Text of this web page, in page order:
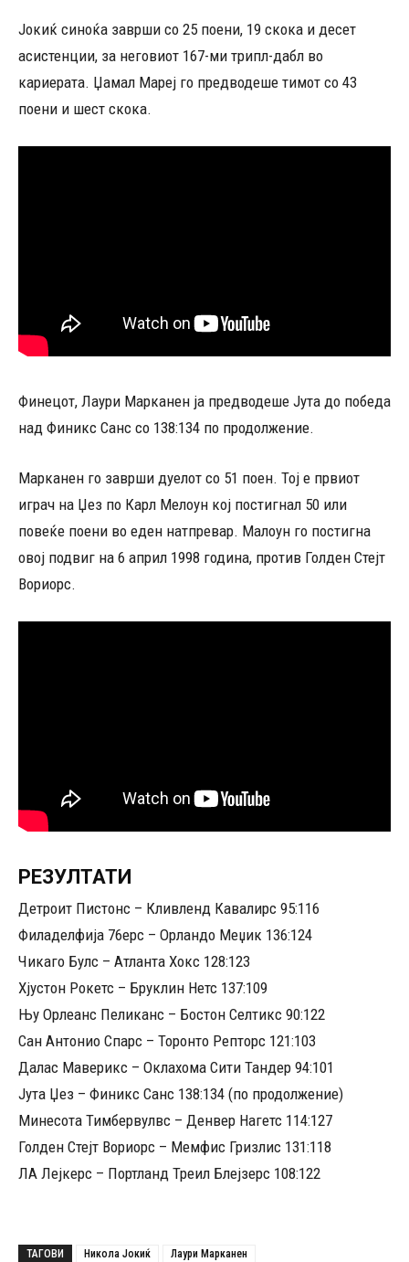
Joкиќ синоќа заврши со 25 поени, 19 скока и десет
асистенции, за неговиот 167-ми трипл-дабл во
кариерата. Џамал ​​Мареј го предводеше тимот со 43
поени и шест скока.
Финецот, Лаури Марканен ја предводеше Јута до победа
над Финикс Санс со 138:134 по продолжение.
Марканен го заврши дуелот со 51 поен. Тој е првиот
играч на Џез по Карл Мелоун кој постигнал 50 или
повеќе поени во еден натпревар. Малоун го постигна
овој подвиг на 6 април 1998 година, против Голден Стејт
Вориорс.
РЕЗУЛТАТИ
Детроит Пистонс – Кливленд Кавалирс 95:116
Филаделфија 76ерс – Орландо Меџик 136:124
Чикаго Булс – Атланта Хокс 128:123
Хјустон Рокетс – Бруклин Нетс 137:109
Њу Орлеанс Пеликанс – Бостон Селтикс 90:122
Сан Антонио Спарс – Торонто Репторс 121:103
Далас Маверикс – Оклахома Сити Тандер 94:101
Јута Џез – Финикс Санс 138:134 (по продолжение)
Минесота Тимбервулвс – Денвер Нагетс 114:127
Голден Стејт Вориорс – Мемфис Гризлис 131:118
ЛА Лејкерс – Портланд Треил Блејзерс 108:122
ТАГОВИ Никола Јокиќ Лаури Марканен